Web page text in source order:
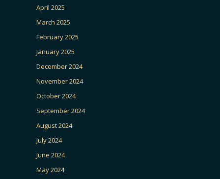
April 2025
March 2025
February 2025
January 2025
December 2024
November 2024
October 2024
September 2024
August 2024
July 2024
June 2024
May 2024